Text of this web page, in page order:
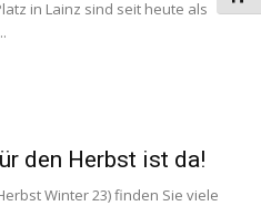
in Lainz sind seit heute als
den Herbst ist da!
Winter 23) finden Sie viele